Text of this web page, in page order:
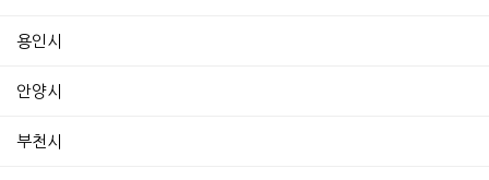
용인시
안양시
부천시